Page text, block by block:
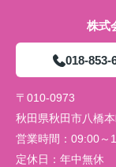
株式
018-853-
〒010-0973
秋田県秋田市八橋
営業時間： 09:00～
定休日： 年中無休